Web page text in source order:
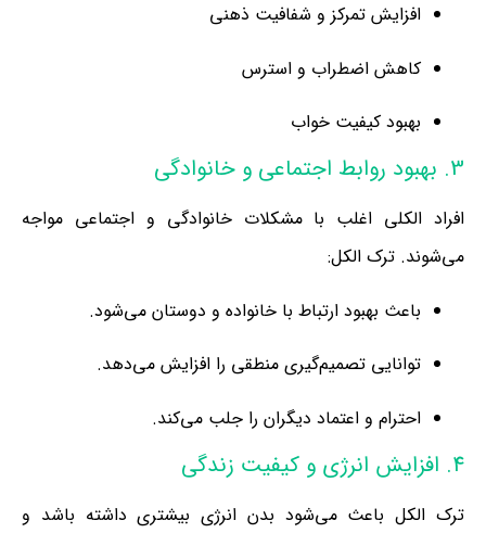
افزایش تمرکز و شفافیت ذهنی
کاهش اضطراب و استرس
بهبود کیفیت خواب
3. بهبود روابط اجتماعی و خانوادگی
افراد الکلی اغلب با مشکلات خانوادگی و اجتماعی مواجه
می‌شوند. ترک الکل:
باعث بهبود ارتباط با خانواده و دوستان می‌شود.
توانایی تصمیم‌گیری منطقی را افزایش می‌دهد.
احترام و اعتماد دیگران را جلب می‌کند.
4. افزایش انرژی و کیفیت زندگی
ترک الکل باعث می‌شود بدن انرژی بیشتری داشته باشد و